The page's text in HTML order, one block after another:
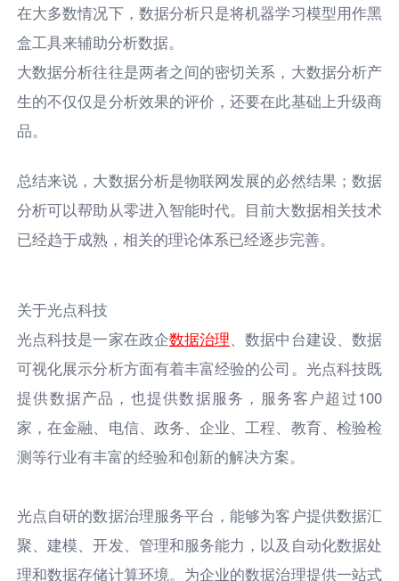
在大多数情况下，数据分析只是将机器学习模型用作黑
盒工具来辅助分析数据。
大数据分析往往是两者之间的密切关系，大数据分析产
生的不仅仅是分析效果的评价，还要在此基础上升级商
品。
总结来说，大数据分析是物联网发展的必然结果；数据
分析可以帮助从零进入智能时代。目前大数据相关技术
已经趋于成熟，相关的理论体系已经逐步完善。
关于光点科技
光点科技是一家在政企数据治理 、数据中台建设、数据
可视化展示分析方面有着丰富经验的公司。光点科技既
提供数据产品，也提供数据服务，服务客户超过100
家，在金融、电信、政务、企业、工程、教育、检验检
测等行业有丰富的经验和创新的解决方案。
光点自研的数据治理服务平台，能够为客户提供数据汇
聚、建模、开发、管理和服务能力，以及自动化数据处
理和数据存储计算环境。为企业的数据治理提供一站式